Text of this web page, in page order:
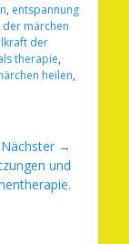
, entspannung
märchen
der
therapie,
heilen,
Nächster →
und